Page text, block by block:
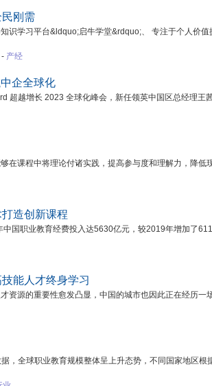
刚需
学习平台&ldquo;启牛学堂&rdquo;、 专注于个人价值
- 产经
企全球化
越增长 2023 全球化峰会，新任领英中国区总经理王
课程中将理论付诸实践，提高参与度和理解力，降低
造创新课程
国职业教育经费投入达5630亿元，较2019年增加了
能人才终身学习
源的重要性愈发凸显，中国的城市也因此正在经历一
全球职业教育规模整体呈上升态势，不同国家地区根